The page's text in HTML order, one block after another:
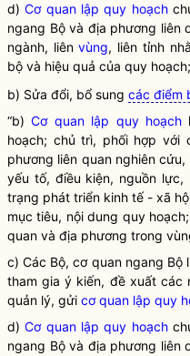
d)Cơ quan lập quy hoạch
ngang Bộ và địa phương liên
ngành, liênvùng, liên tỉnh
bộ và hiệu quả của quy
b) Sửa đổi, bổ sung các điểm
“b)Cơ quan lập quy hoạch
hoạch; chủ trì, phối hợp với
phương liên quan nghiên
yếu tố, điều kiện, nguồn
trạng phát triển kinh tế - xã
mục tiêu, nội dung quy
quan và địa phương trong
c) Các Bộ, cơ quan ngang
tham gia ý kiến, đề xuất các
quản lý, gửi cơ quan lập quy
d)Cơ quan lập quy hoạch
ngang Bộ và địa phương liên